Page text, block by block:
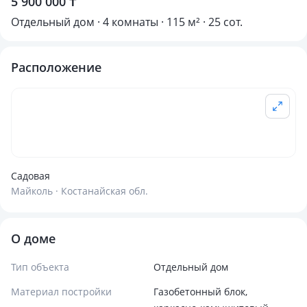
Отдельный дом · 4 комнаты · 115 м² · 25 сот.
Расположение
Садовая
Майколь · Костанайская обл.
О доме
Тип объекта
Отдельный дом
Материал постройки
Газобетонный блок,